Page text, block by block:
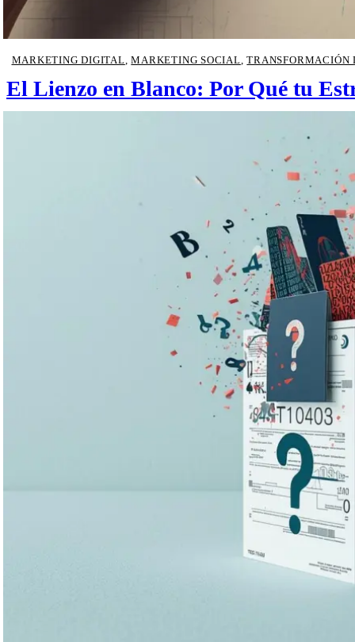
MARKETING DIGITAL ,MARKETING SOCIAL ,TRANSFORMACIÓN
El Lienzo en Blanco: Por Qué tu